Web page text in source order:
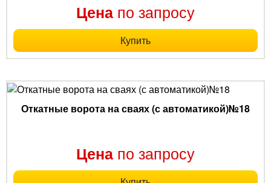
Цена по запросу
Купить
Откатные ворота на сваях (с автоматикой)№18
Цена по запросу